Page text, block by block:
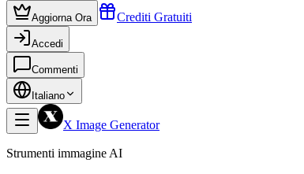
Aggiorna Ora Crediti Gratuiti
Accedi
Commenti
Italiano
X Image Generator
Strumenti immagine AI